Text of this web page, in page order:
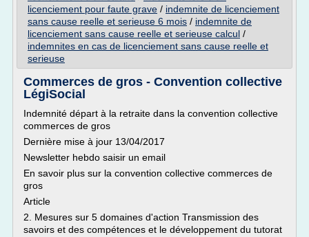
licenciement pour faute grave / indemnite de licenciement
sans cause reelle et serieuse 6 mois / indemnite de
licenciement sans cause reelle et serieuse calcul /
indemnites en cas de licenciement sans cause reelle et
serieuse
Commerces de gros - Convention collective
LégiSocial
Indemnité départ à la retraite dans la convention collective
commerces de gros
Dernière mise à jour 13/04/2017
Newsletter hebdo saisir un email
En savoir plus sur la convention collective commerces de
gros
Article
2. Mesures sur 5 domaines d'action Transmission des
savoirs et des compétences et le développement du tutorat